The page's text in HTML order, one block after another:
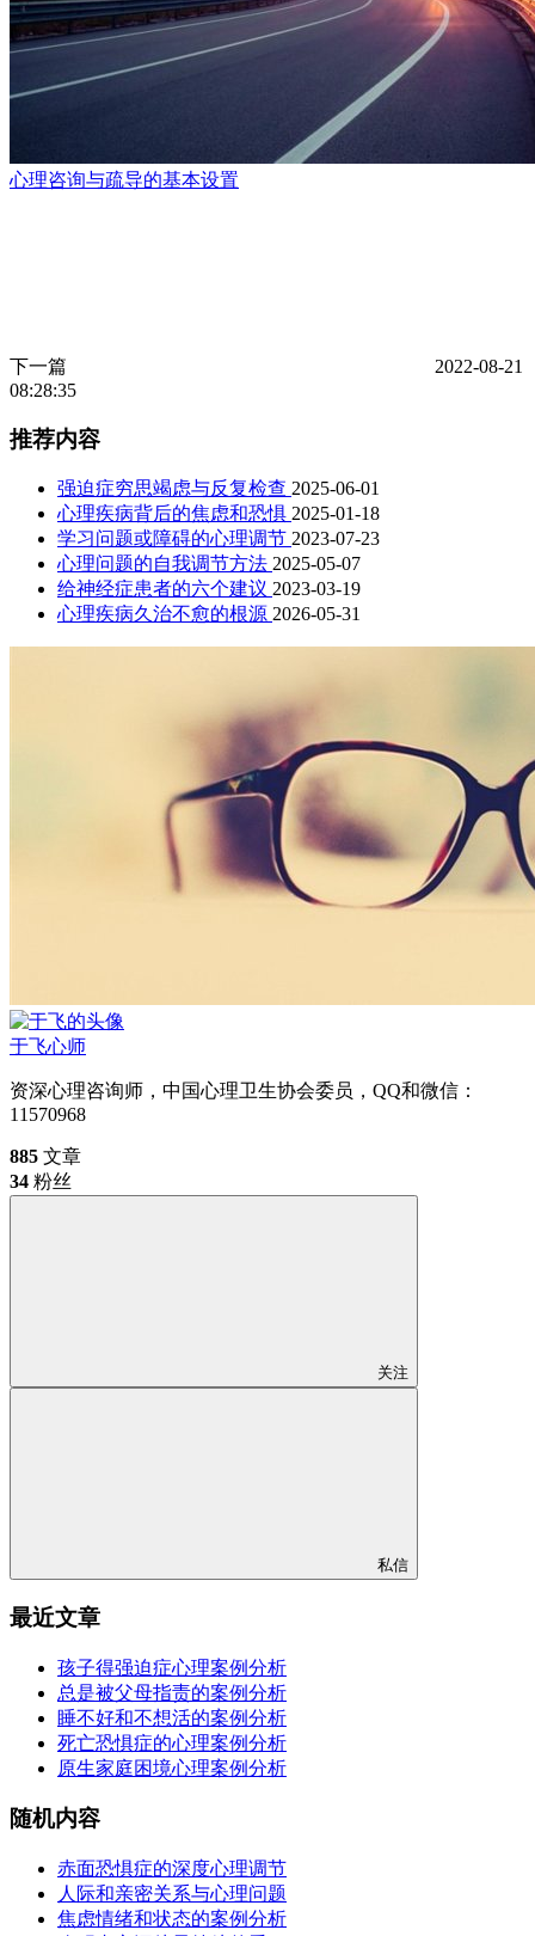
心理咨询与疏导的基本设置
下一篇
2022-08-21
08:28:35
推荐内容
强迫症穷思竭虑与反复检查 2025-06-01
心理疾病背后的焦虑和恐惧 2025-01-18
学习问题或障碍的心理调节 2023-07-23
心理问题的自我调节方法 2025-05-07
给神经症患者的六个建议 2023-03-19
心理疾病久治不愈的根源 2026-05-31
于飞心师
资深心理咨询师，中国心理卫生协会委员，QQ和微信：
11570968
885 文章
34 粉丝
关注
私信
最近文章
孩子得强迫症心理案例分析
总是被父母指责的案例分析
睡不好和不想活的案例分析
死亡恐惧症的心理案例分析
原生家庭困境心理案例分析
随机内容
赤面恐惧症的深度心理调节
人际和亲密关系与心理问题
焦虑情绪和状态的案例分析